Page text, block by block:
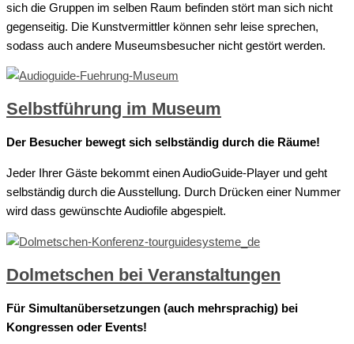
sich die Gruppen im selben Raum befinden stört man sich nicht
gegenseitig. Die Kunstvermittler können sehr leise sprechen,
sodass auch andere Museumsbesucher nicht gestört werden.
Selbstführung im Museum
Der Besucher bewegt sich selbständig durch die Räume!
Jeder Ihrer Gäste bekommt einen AudioGuide-Player und geht
selbständig durch die Ausstellung. Durch Drücken einer Nummer
wird dass gewünschte Audiofile abgespielt.
Dolmetschen bei Veranstaltungen
Für Simultanübersetzungen (auch mehrsprachig) bei
Kongressen oder Events!